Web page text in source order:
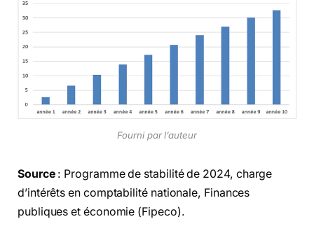
Fourni par l’auteur
Source: Programme de stabilité de 2024, charge
d’intérêts en comptabilité nationale, Finances
publiques et économie (Fipeco).